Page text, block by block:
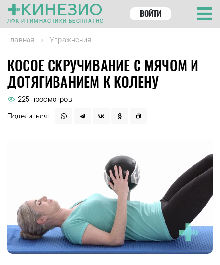
КИНЕЗИО
ЛФК И ГИМНАСТИКИ БЕСПЛАТНО
ВОЙТИ
Главная Упражнения
КОСОЕ СКРУЧИВАНИЕ С МЯЧОМ И
ДОТЯГИВАНИЕМ К КОЛЕНУ
225 просмотров
Поделиться: